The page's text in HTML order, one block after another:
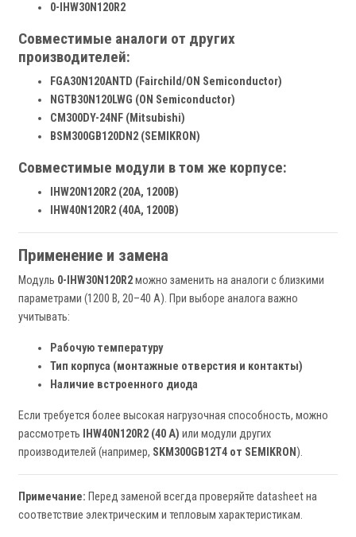
0-IHW30N120R2
Совместимые аналоги от других
производителей:
FGA30N120ANTD (Fairchild/ON Semiconductor)
NGTB30N120LWG (ON Semiconductor)
CM300DY-24NF (Mitsubishi)
BSM300GB120DN2 (SEMIKRON)
Совместимые модули в том же корпусе:
IHW20N120R2 (20А, 1200В)
IHW40N120R2 (40А, 1200В)
Применение и замена
Модуль 0-IHW30N120R2можно заменить на аналоги с близкими
параметрами (1200 В, 20–40 А). При выборе аналога важно
учитывать:
Рабочую температуру
Тип корпуса (монтажные отверстия и контакты)
Наличие встроенного диода
Если требуется более высокая нагрузочная способность, можно
рассмотреть
IHW40N120R2 (40 А) или модули других
производителей (например, SKM300GB12T4 от SEMIKRON ).
Примечание: Перед заменой всегда проверяйте datasheet на
соответствие электрическим и тепловым характеристикам.